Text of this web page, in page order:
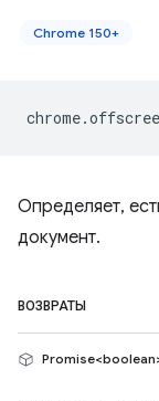
Chrome 150+
chrome.
Определяет,
документ.
ВОЗВРАТЫ